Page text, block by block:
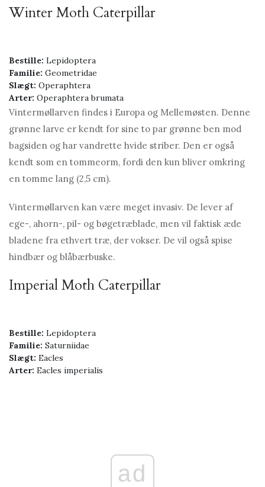
Winter Moth Caterpillar
Bestille: Lepidoptera
Familie: Geometridae
Slægt: Operaphtera
Arter: Operaphtera brumata
Vintermøllarven findes i Europa og Mellemøsten. Denne
grønne larve er kendt for sine to par grønne ben mod
bagsiden og har vandrette hvide striber. Den er også
kendt som en tommeorm, fordi den kun bliver omkring
en tomme lang (2,5 cm).
Vintermøllarven kan være meget invasiv. De lever af
ege-, ahorn-, pil- og bøgetræblade, men vil faktisk æde
bladene fra ethvert træ, der vokser. De vil også spise
hindbær og blåbærbuske.
Imperial Moth Caterpillar
Bestille: Lepidoptera
Familie: Saturniidae
Slægt: Eacles
Arter: Eacles imperialis
ad